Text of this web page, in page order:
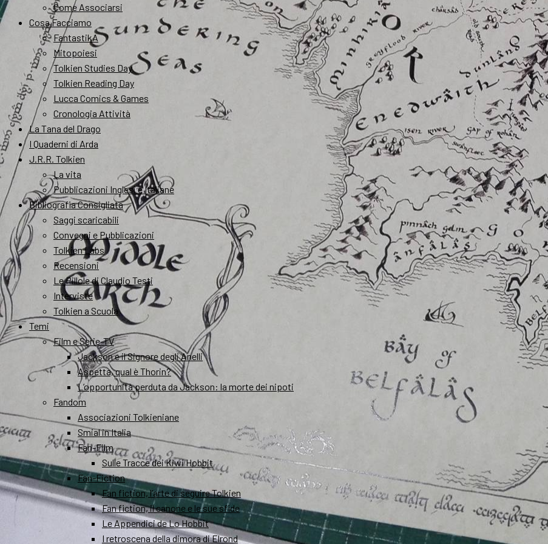
Come Associarsi
Cosa Facciamo
FantastikA
Mitopoiesi
Tolkien Studies Day
Tolkien Reading Day
Lucca Comics & Games
Cronologia Attività
La Tana del Drago
I Quaderni di Arda
J.R.R. Tolkien
La vita
Pubblicazioni Inglesi e Italiane
Bibliografia Consigliata
Saggi scaricabili
Convegni e Pubblicazioni
Tolkien Labs
Recensioni
Le Pillole di Claudio Testi
Interviste
Tolkien a Scuola
Temi
Film e Serie-TV
Jackson e il Signore degli Anelli
Aspetta, qual è Thorin?
L’opportunità perduta da Jackson: la morte dei nipoti
Fandom
Associazioni Tolkieniane
Smial in Italia
Fan-Film
Sulle Tracce dei Kiwi Hobbit
Fan-Fiction
Fan fiction, l’arte di seguire Tolkien
Fan fiction, il canone e le sue sfide
Le Appendici de Lo Hobbit
I retroscena della dimora di Elrond